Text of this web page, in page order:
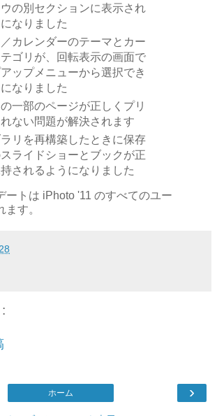
の別セクションに表示され
なりました
カレンダーのテーマとカー
テゴリが、回転表示の画面で
ップメニューから選択でき
なりました
一部のページが正しくプリ
ない問題が解決されます
リを再構築したときに保存
ライドショーとブックが正
されるようになりました
ートは iPhoto '11 のすべてのユー
す。
›
ホーム